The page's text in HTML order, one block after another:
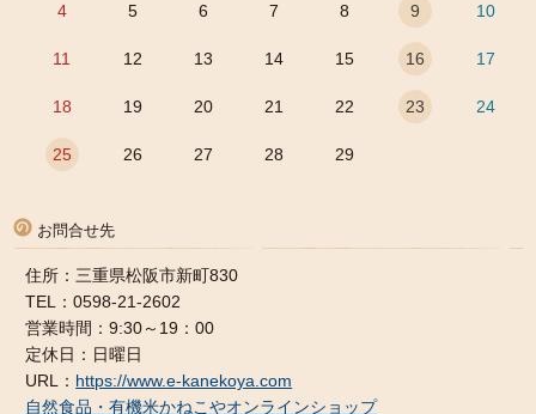
4 5 6 7 8 9 10
11 12 13 14 15 16 17
18 19 20 21 22 23 24
25 26 27 28 29
お問合せ先
住所：三重県松阪市新町830
TEL：0598-21-2602
営業時間：9:30～19：00
定休日：日曜日
URL： https://www.e-kanekoya.com
自然食品・有機米かねこやオンラインショップ